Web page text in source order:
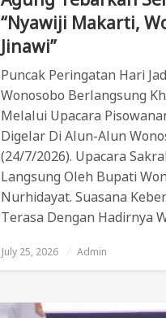
“Nyawiji Makarti,
Jinawi”
Puncak Peringatan Hari
Wonosobo Berlangsung
Melalui Upacara
Digelar Di Alun-Alun
(24/7/2026). Upacara
Langsung Oleh Bupati
Nurhidayat. Suasana
Terasa Dengan Hadirnya
Posted
On
July 25, 2026 Admin